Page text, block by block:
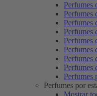
Perfumes
Perfumes
Perfumes
Perfumes
Perfumes
Perfumes
Perfumes
Perfumes
Perfumes
Perfumes por
Mostrar